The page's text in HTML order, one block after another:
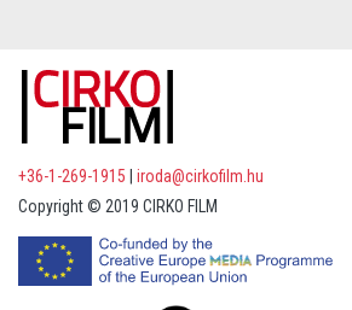
+36-1-269-1915
iroda@cirkofilm.hu
Copyright © 2019 CIRKO FILM